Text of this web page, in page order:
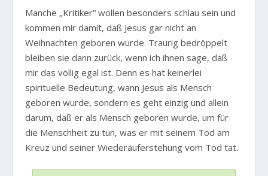
Manche „Kritiker“ wollen besonders schlau sein und
kommen mir damit, daß Jesus gar nicht an
Weihnachten geboren wurde. Traurig bedröppelt
bleiben sie dann zurück, wenn ich ihnen sage, daß
mir das völlig egal ist. Denn es hat keinerlei
spirituelle Bedeutung, wann Jesus als Mensch
geboren wurde, sondern es geht einzig und allein
darum, daß er als Mensch geboren wurde, um für
die Menschheit zu tun, was er mit seinem Tod am
Kreuz und seiner Wiederauferstehung vom Tod tat.